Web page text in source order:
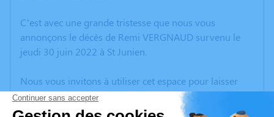
C’est avec une grande tristesse que nous vous
annonçons le décès de Remi VERGNAUD survenu le
jeudi 30 juin 2022 à St Junien.
Nous vous invitons à utiliser cet espace pour laisser
vos condoléances, partager des photos souvenirs, une
anecdote ou exprimer vos pensées à travers des